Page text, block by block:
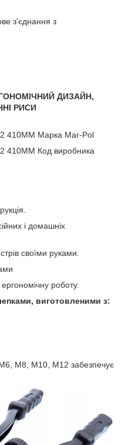
з'єднання з
ДИЗАЙН,
РИСИ
і домашніх
своїми руками.
роботу.
виготовленими з:
M8, M10, M12 забезпечує